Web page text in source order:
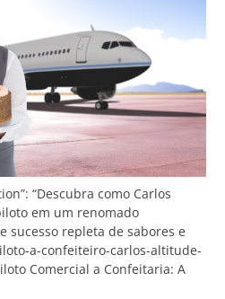
“Descubra como Carlos
em um renomado
sucesso repleta de sabores e
a-confeiteiro-carlos-altitude-
Comercial a Confeitaria: A